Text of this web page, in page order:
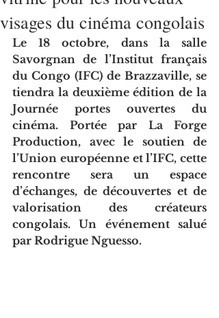
visages du cinéma congolais
Le 18 octobre, dans la salle
Savorgnan de l’Institut français
du Congo (IFC) de Brazzaville, se
tiendra la deuxième édition de la
Journée portes ouvertes du
cinéma. Portée par La Forge
Production, avec le soutien de
l’Union européenne et l’IFC, cette
rencontre sera un espace
d’échanges, de découvertes et de
valorisation des créateurs
congolais. Un événement salué
par Rodrigue Nguesso.